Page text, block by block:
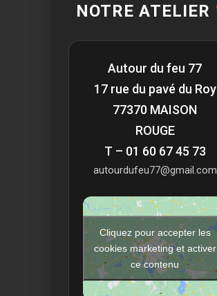
NOTRE ATELIER
Autour du feu 77
17 rue du pavé du Roy
77370 MAISON
ROUGE
T – 01 60 67 45 73
autourdufeu77@gmail.com
Cliquez pour accepter les
cookies marketing et activer
ce contenu